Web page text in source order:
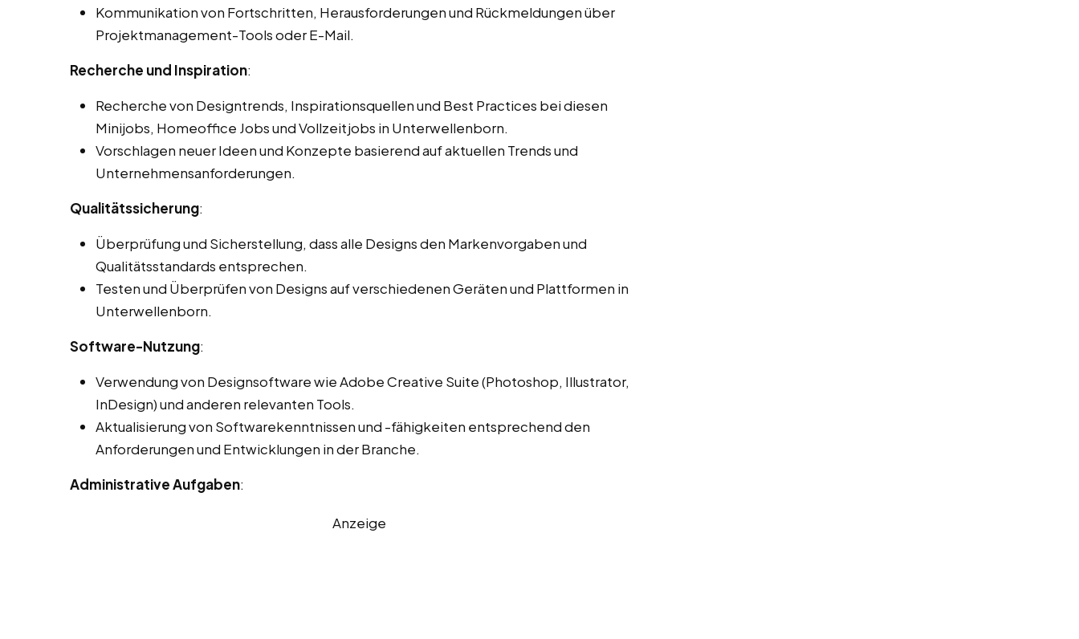
Kommunikation von Fortschritten, Herausforderungen und Rückmeldungen über
Projektmanagement-Tools oder E-Mail.
Recherche und Inspiration:
Recherche von Designtrends, Inspirationsquellen und Best Practices bei diesen
Minijobs, Homeoffice Jobs und Vollzeitjobs in Unterwellenborn.
Vorschlagen neuer Ideen und Konzepte basierend auf aktuellen Trends und
Unternehmensanforderungen.
Qualitätssicherung:
Überprüfung und Sicherstellung, dass alle Designs den Markenvorgaben und
Qualitätsstandards entsprechen.
Testen und Überprüfen von Designs auf verschiedenen Geräten und Plattformen in
Unterwellenborn.
Software-Nutzung:
Verwendung von Designsoftware wie Adobe Creative Suite (Photoshop, Illustrator,
InDesign) und anderen relevanten Tools.
Aktualisierung von Softwarekenntnissen und -fähigkeiten entsprechend den
Anforderungen und Entwicklungen in der Branche.
Administrative Aufgaben:
Anzeige